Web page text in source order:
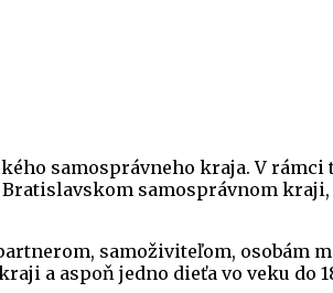
samosprávneho kraja. V
samosprávnom
samoživiteľom, osobám
a aspoň jedno dieťa vo veku do